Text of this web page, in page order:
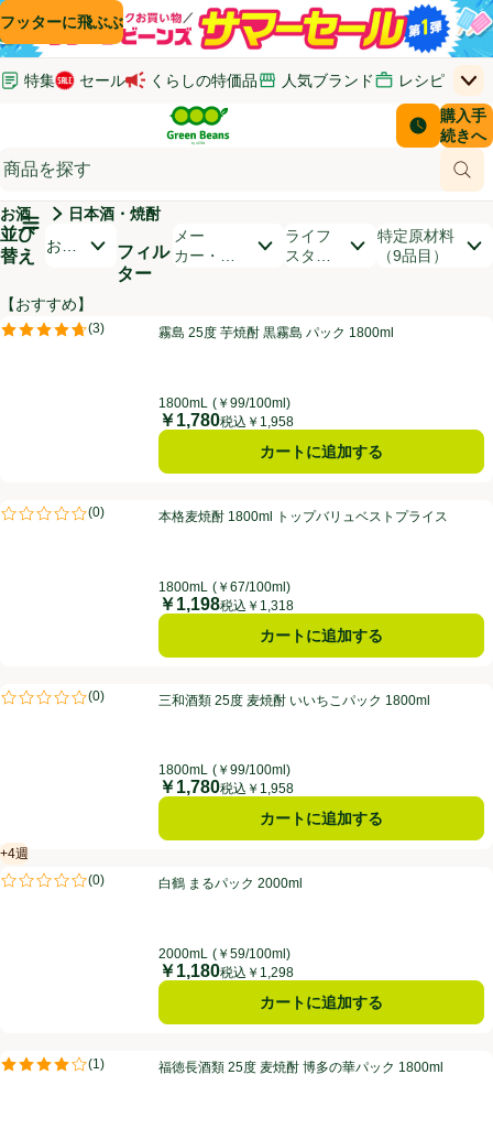
コンテンツに飛ぶ
検索に飛ぶ
フッターに飛ぶ
特集 セール くらしの特価品 人気ブランド レシピ
はじめてのお買い物ガイド
(新しいウィンドウで開く) (新しいウィンドウで開く)
サポート・ヘルプ・お問い合わせ
(新しいウィンドウで開く)
上
Green Beans
商
配送日時
購入手
続きへ
お客さ
￥0
メインメニュ―ボタン
お酒 日本酒・焼酎
並び
替え
開いて並び替えオプションのリストを見る
おす
フィル
ター
メー
カー・ブ
ライフ
スタイ
特定原材料
（9品目）
商品リスト
【おすすめ】
霧島 25度 芋焼酎 黒霧島 パック 1800ml
(3)
評価は3件のレビューで5点中4.7点。霧島 25度 芋焼酎 黒霧島 パック 1800ml
1800mL (￥99/100ml)
価格
￥1,780税込￥1,958
カートに追加する
本格麦焼酎 1800ml トップバリュベストプライス
(0)
評価は0件のレビューで5点中0.0点。本格麦焼酎 1800ml トップバリュベストプライス
1800mL (￥67/100ml)
価格
￥1,198税込￥1,318
カートに追加する
三和酒類 25度 麦焼酎 いいちこパック 1800ml
(0)
評価は0件のレビューで5点中0.0点。三和酒類 25度 麦焼酎 いいちこパック 1800ml
1800mL (￥99/100ml)
価格
￥1,780税込￥1,958
カートに追加する
白鶴 まるパック 2000ml
+4週
賞味・消費期限保証：4週間
(0)
評価は0件のレビューで5点中0.0点。
白鶴 まるパック 2000ml
2000mL (￥59/100ml)
価格
￥1,180税込￥1,298
カートに追加する
福徳長酒類 25度 麦焼酎 博多の華パック 1800ml
(1 )
評価は1件のレビューで5点中4.0点。福徳長酒類 25度 麦焼酎 博多の華パック 1800ml